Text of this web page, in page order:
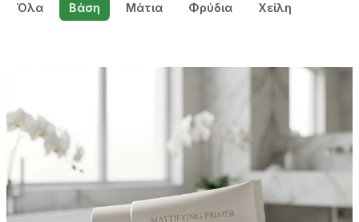
Όλα Βάση Μάτια Φρύδια Χείλη